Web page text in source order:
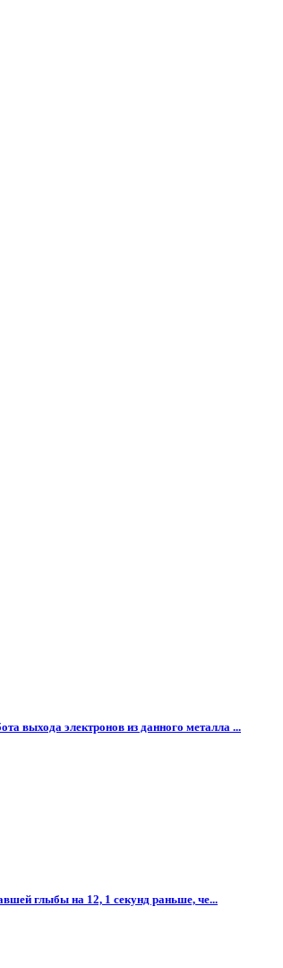
выхода электронов из данного металла ...
глыбы на 12, 1 секунд раньше, че...